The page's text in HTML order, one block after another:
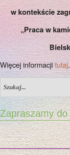
w kontekście
„Praca w
Więcej informacjitutaj.
Zapraszamy do